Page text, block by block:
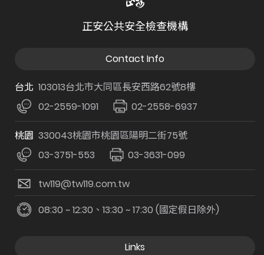
正安公共安全檢查機構
Contact Info
台北 103013台北市大同區長安西路62號8樓
02-2559-1091
02-2558-6937
桃園 330043桃園市桃園區陽明二街75號
03-3751-553
03-3631-099
tw119@tw119.com.tw
08:30 ~ 12:30、13:30 ~ 17:30 (國定假日除外)
Links